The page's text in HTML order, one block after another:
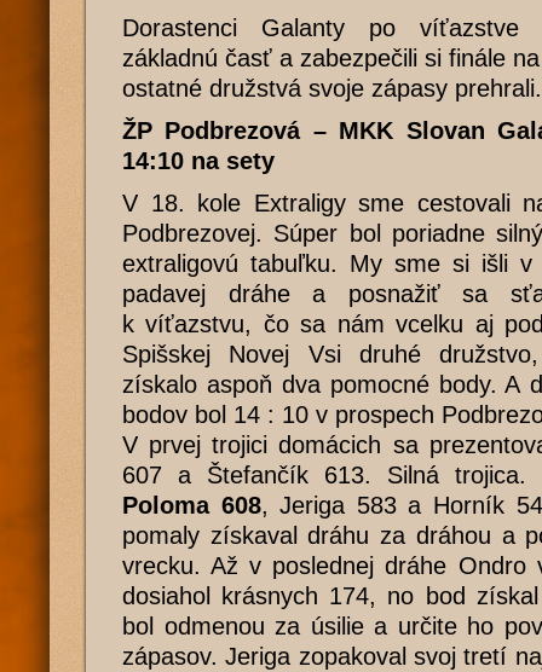
Dorastenci Galanty po víťazstve
základnú časť a zabezpečili si finále
ostatné družstvá svoje zápasy prehrali.
ŽP Podbrezová – MKK Slovan
14:10 na sety
V 18. kole Extraligy sme cestovali
Podbrezovej. Súper bol poriadne
extraligovú tabuľku. My sme si išli
padavej dráhe a posnažiť sa
k víťazstvu, čo sa nám vcelku aj
Spišskej Novej Vsi druhé
získalo aspoň dva pomocné body. A
bodov bol 14 : 10 v prospech
V prvej trojici domácich sa
607 a Štefančík 613. Silná trojica.
Poloma 608, Jeriga 583 a Horník
pomaly získaval dráhu za dráhou a
vrecku. Až v poslednej dráhe Ondro
dosiahol krásnych 174, no bod
bol odmenou za úsilie a určite ho
zápasov. Jeriga zopakoval svoj tretí